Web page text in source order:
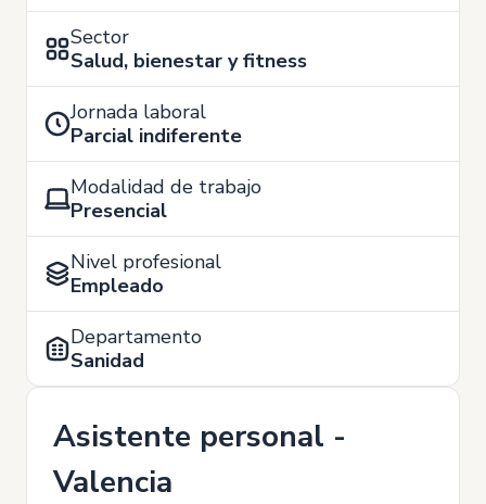
Sector
Salud, bienestar y fitness
Jornada laboral
Parcial indiferente
Modalidad de trabajo
Presencial
Nivel profesional
Empleado
Departamento
Sanidad
Asistente personal -
Valencia